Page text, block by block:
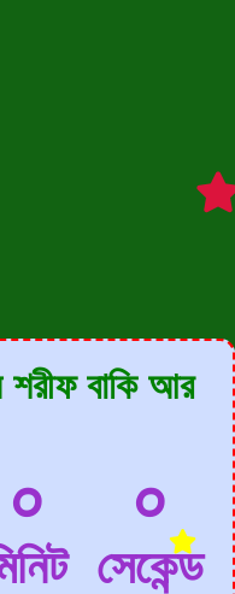
বাকি আর
০ ০
সেকেন্ড